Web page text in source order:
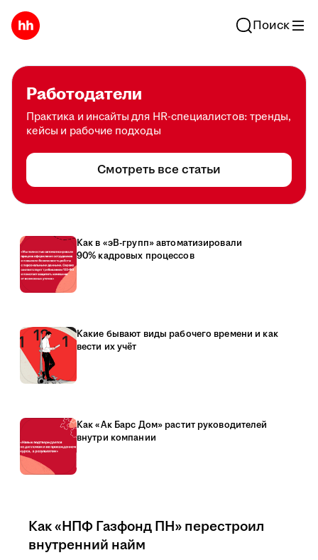
Поиск
Работодатели
Практика и инсайты для HR-специалистов: тренды,
кейсы и рабочие подходы
Смотреть все статьи
Как в «эВ-групп» автоматизировали
90% кадровых процессов
Какие бывают виды рабочего времени и как
вести их учёт
Как «Ак Барс Дом» растит руководителей
внутри компании
Как «НПФ Газфонд ПН» перестроил
внутренний найм